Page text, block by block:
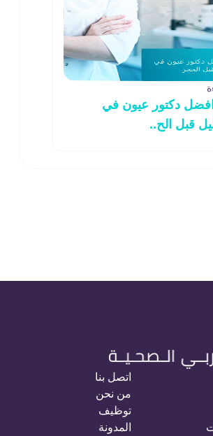
دكتور عيون في
قبل الح..
اتصل بنا
من نحن
توظيف
المدونة